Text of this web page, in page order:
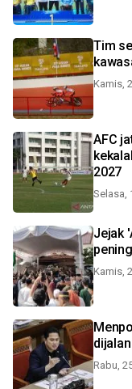
Tim
Kamis,
AFC
2027
Selasa,
Jejak
Kamis,
Rabu,